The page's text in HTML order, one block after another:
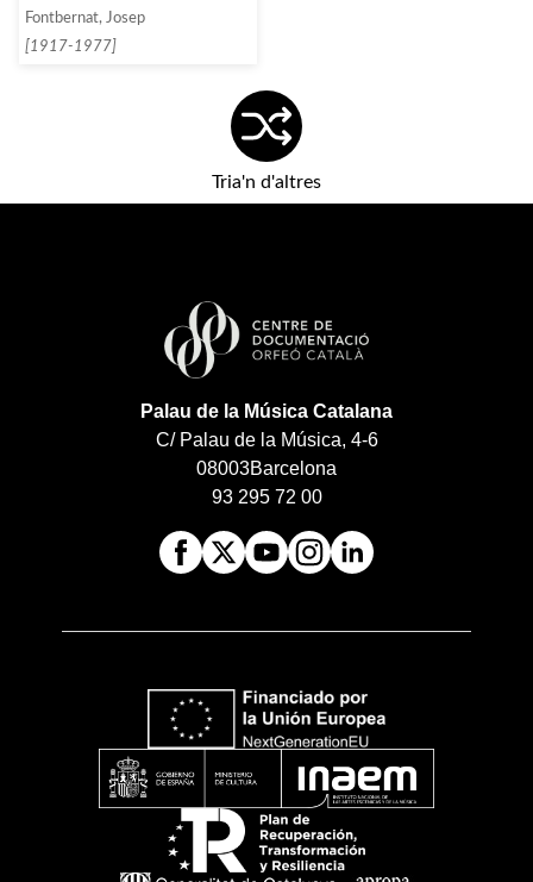
Fontbernat, Josep
[1917-1977]
Tria'n d'altres
Palau de la Música Catalana
C/ Palau de la Música, 4-6
08003Barcelona
93 295 72 00